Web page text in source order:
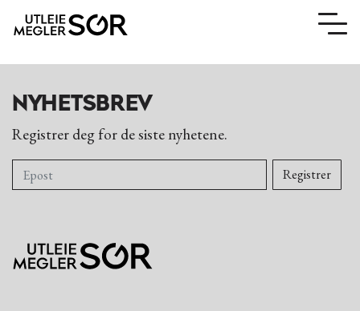
Utleier
NYHETSBREV
Registrer deg for de siste nyhetene.